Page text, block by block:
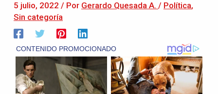
5 julio, 2022 / Por Gerardo Quesada A. / Política,
Sin categoría